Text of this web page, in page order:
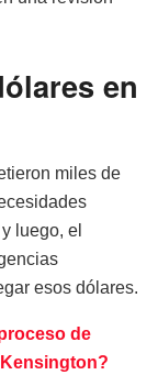
en
miles de
luego, el
esos dólares.
de